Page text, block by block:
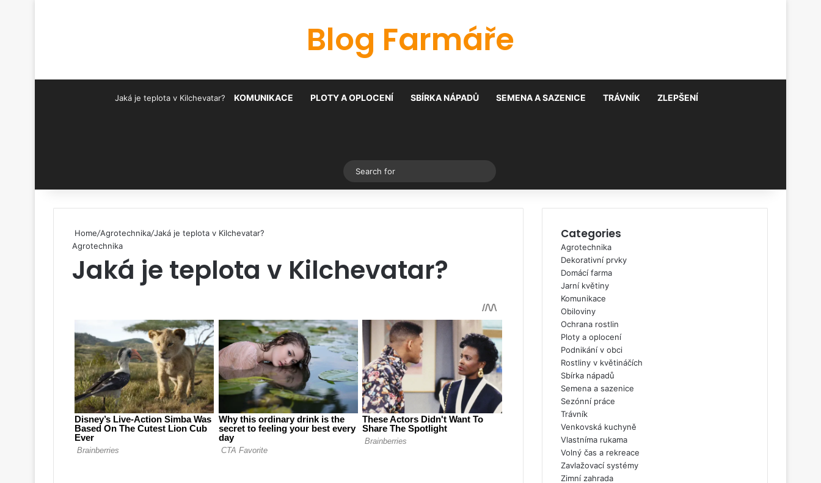
Blog Farmáře
Jaká je teplota v Kilchevatar? KOMUNIKACE PLOTY A OPLOCENÍ SBÍRKA NÁPADŮ SEMENA A SAZENICE TRÁVNÍK ZLEPŠENÍ
Switch skin
for
Home/Agrotechnika/Jaká je teplota v Kilchevatar?
Agrotechnika
Jaká je teplota v Kilchevatar?
Categories
Agrotechnika
Dekorativní prvky
Domácí farma
Jarní květiny
Komunikace
Obiloviny
Ochrana rostlin
Ploty a oplocení
Podnikání v obci
Rostliny v květináčích
Sbírka nápadů
Semena a sazenice
Sezónní práce
Trávník
Venkovská kuchyně
Vlastníma rukama
Volný čas a rekreace
Zavlažovací systémy
Zimní zahrada